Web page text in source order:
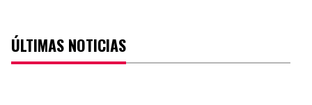
ÚLTIMAS NOTICIAS